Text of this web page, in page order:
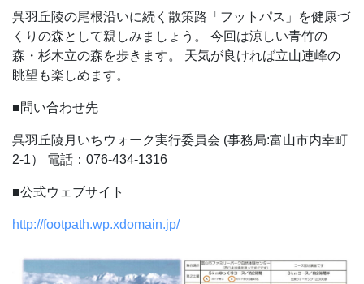
呉羽丘陵の尾根沿いに続く散策路「フットパス」を健康づ
くりの森として親しみましょう。
今回は涼しい青竹の
森・杉木立の森を歩きます。
天気が良ければ立山連峰の
眺望も楽しめます。
■問い合わせ先
呉羽丘陵月いちウォーク実行委員会 (事務局:富山市内幸町
2-1）
電話：076-434-1316
■公式ウェブサイト
http://footpath.wp.xdomain.jp/